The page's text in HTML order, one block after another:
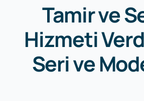
Tamir ve
Hizmeti
Seri ve